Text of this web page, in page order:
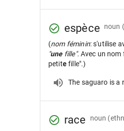
espèce noun
(nom féminin: s'utilise
"unefille". Avec un nom
petitefille".)
The saguaro is a
race noun